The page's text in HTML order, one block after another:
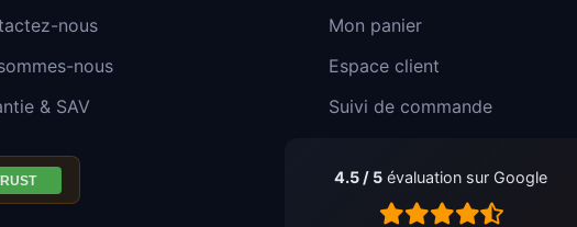
nous
nous
& SAV
Mon panier
Espace client
Suivi de commande
4.5 / 5 évaluation sur Google